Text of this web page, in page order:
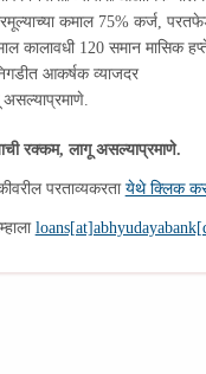
कमाल 75% कर्ज,
कालावधी 120 समान मासिक
आकर्षक व्याजदर
रक्कम, लागू असल्याप्रमाणे.
परताव्यकरता येथे क्लिक